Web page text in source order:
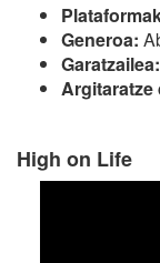
Generoa:
Garatzailea:
Argitaratze
High on Life